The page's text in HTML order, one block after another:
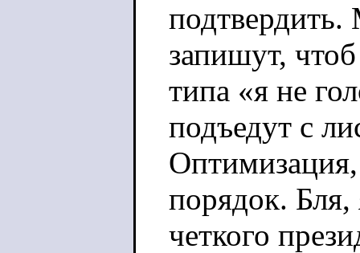
запишут,
типа «я не
подъедут с
порядок. Бля,
четкого